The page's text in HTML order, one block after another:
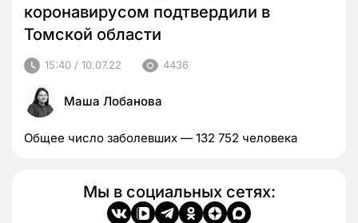
коронавирусом подтвердили в
Томской области
15:40 / 10.07.22 4436
Маша Лобанова
Общее число заболевших — 132 752 человека
Мы в социальных сетях: